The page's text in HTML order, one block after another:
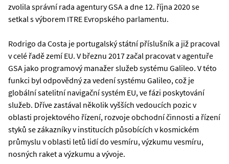
zvolila správní rada agentury GSA a dne 12. října 2020 se
setkal s výborem ITRE Evropského parlamentu.
Rodrigo da Costa je portugalský státní příslušník a již pracoval
v celé řadě zemí EU. V březnu 2017 začal pracovat v agentuře
GSA jako programový manažer služeb systému Galileo. V této
funkci byl odpovědný za vedení systému Galileo, což je
globální satelitní navigační systém EU, ve fázi poskytování
služeb. Dříve zastával několik vyšších vedoucích pozic v
oblasti projektového řízení, rozvoje obchodní činnosti a řízení
styků se zákazníky v institucích působících v kosmickém
průmyslu v oblasti letů lidí do vesmíru, výzkumu vesmíru,
nosných raket a výzkumu a vývoje.